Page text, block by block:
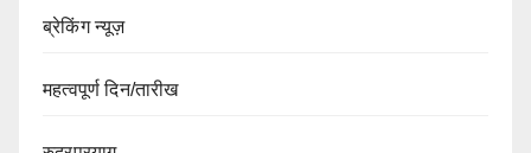
ब्रेकिंग न्यूज़
महत्वपूर्ण दिन/तारीख